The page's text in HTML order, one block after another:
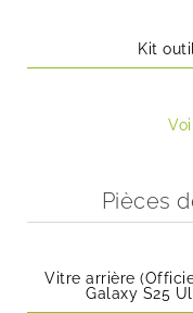
Kit
Pièces
Vitre arrière
Galaxy S25